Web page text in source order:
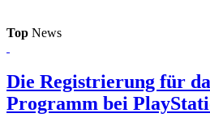
Top News
Die Registrierung für
Programm bei